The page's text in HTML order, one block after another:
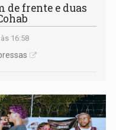
de frente e duas
16:58